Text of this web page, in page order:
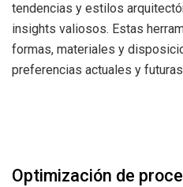
tendencias y estilos
insights valiosos. Estas
formas, materiales y
preferencias actuales y
Optimización de